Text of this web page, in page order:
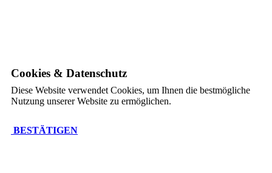
Cookies & Datenschutz
Diese Website verwendet Cookies, um Ihnen die bestmögliche
Nutzung unserer Website zu ermöglichen.
BESTÄTIGEN